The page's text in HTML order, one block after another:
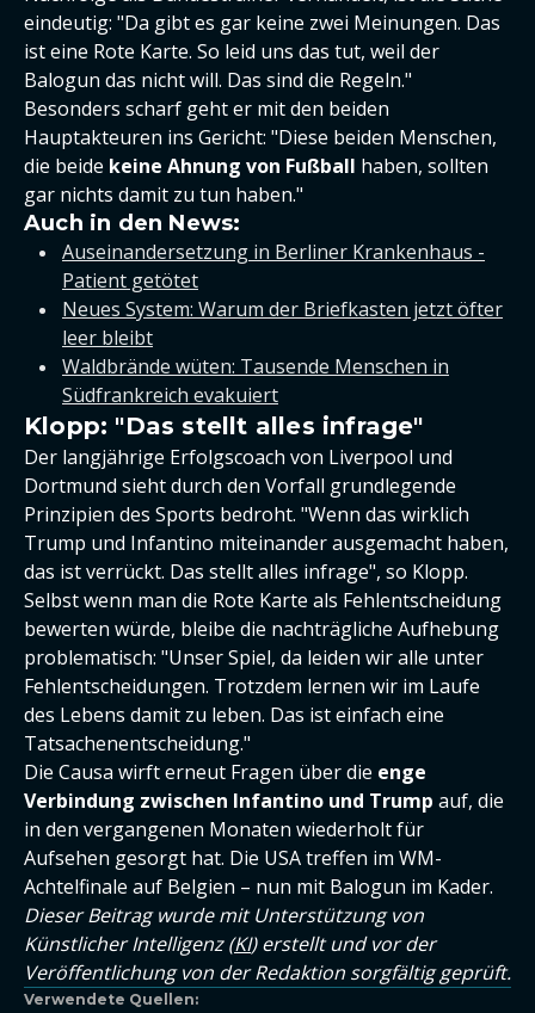
eindeutig: "Da gibt es gar keine zwei Meinungen. Das
ist eine Rote Karte. So leid uns das tut, weil der
Balogun das nicht will. Das sind die Regeln."
Besonders scharf geht er mit den beiden
Hauptakteuren ins Gericht: "Diese beiden Menschen,
die beide keine Ahnung von Fußball haben, sollten
gar nichts damit zu tun haben."
Auch in den News:
Auseinandersetzung in Berliner Krankenhaus -
Patient getötet
Neues System: Warum der Briefkasten jetzt öfter
leer bleibt
Waldbrände wüten: Tausende Menschen in
Südfrankreich evakuiert
Klopp: "Das stellt alles infrage"
Der langjährige Erfolgscoach von Liverpool und
Dortmund sieht durch den Vorfall grundlegende
Prinzipien des Sports bedroht. "Wenn das wirklich
Trump und Infantino miteinander ausgemacht haben,
das ist verrückt. Das stellt alles infrage", so Klopp.
Selbst wenn man die Rote Karte als Fehlentscheidung
bewerten würde, bleibe die nachträgliche Aufhebung
problematisch: "Unser Spiel, da leiden wir alle unter
Fehlentscheidungen. Trotzdem lernen wir im Laufe
des Lebens damit zu leben. Das ist einfach eine
Tatsachenentscheidung."
Die Causa wirft erneut Fragen über die enge
Verbindung zwischen Infantino und Trump auf, die
in den vergangenen Monaten wiederholt für
Aufsehen gesorgt hat. Die USA treffen im WM-
Achtelfinale auf Belgien – nun mit Balogun im Kader.
Dieser Beitrag wurde mit Unterstützung von
Künstlicher Intelligenz (KI) erstellt und vor der
Veröffentlichung von der Redaktion sorgfältig geprüft.
Verwendete Quellen: